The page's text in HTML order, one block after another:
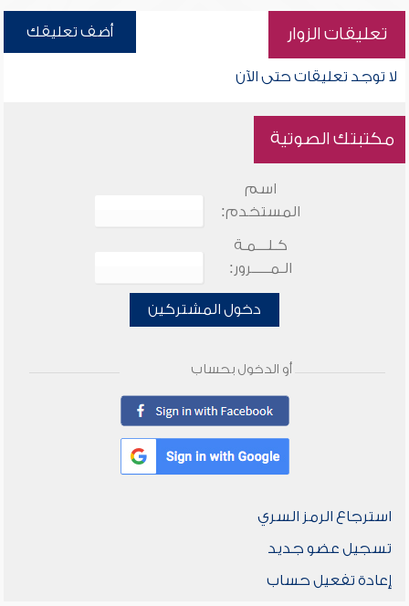
تعليقات الزوار أضف تعليقك
لا توجد تعليقات حتى الآن
مكتبتك الصوتية
اسم
المستخدم:
كـلـــمـة
الـمـــــرور:
دخول المشتركين
أو الدخول بحساب
استرجاع الرمز السري
تسجيل عضو جديد
إعادة تفعيل حساب